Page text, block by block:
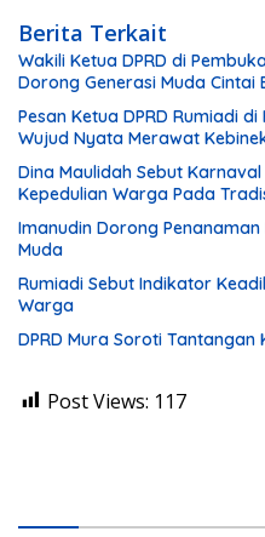
Berita Terkait
Wakili Ketua DPRD di
Dorong Generasi Muda Cintai
Pesan Ketua DPRD Rumiadi
Wujud Nyata Merawat
Dina Maulidah Sebut
Kepedulian Warga Pada
Imanudin Dorong
Muda
Rumiadi Sebut Indikator
Warga
DPRD Mura Soroti
Post Views: 117